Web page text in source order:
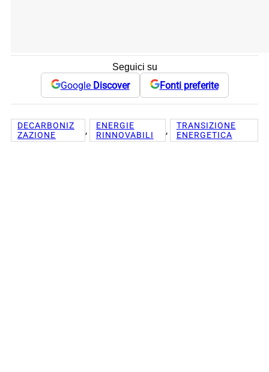
Seguici su
Google Discover Fonti preferite
DECARBONIZ
ZAZIONE
,
ENERGIE
RINNOVABILI
,
TRANSIZIONE
ENERGETICA